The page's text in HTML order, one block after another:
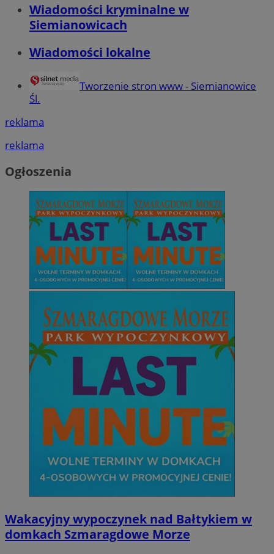
Wiadomości kryminalne w
Siemianowicach
Wiadomości lokalne
Tworzenie stron www - Siemianowice
Śl.
reklama
reklama
Ogłoszenia
Wakacyjny wypoczynek nad Bałtykiem w
domkach Szmaragdowe Morze